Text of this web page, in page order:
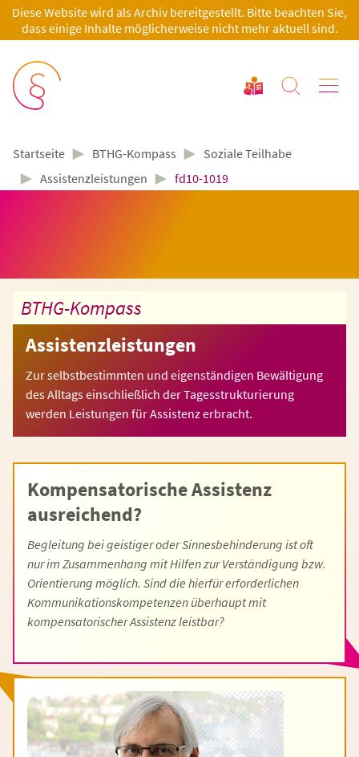
Diese Website wird als Archiv bereitgestellt. Bitte beachten Sie,
dass einige Inhalte möglicherweise nicht mehr aktuell sind.
Startseite ► BTHG-Kompass ► Soziale Teilhabe
► Assistenzleistungen ► fd10-1019
BTHG-Kompass
Assistenzleistungen
Zur selbstbestimmten und eigenständigen Bewältigung
des Alltags einschließlich der Tagesstrukturierung
werden Leistungen für Assistenz erbracht.
Kompensatorische Assistenz
ausreichend?
Begleitung bei geistiger oder Sinnesbehinderung ist oft
nur im Zusammenhang mit Hilfen zur Verständigung bzw.
Orientierung möglich. Sind die hierfür erforderlichen
Kommunikationskompetenzen überhaupt mit
kompensatorischer Assistenz leistbar?